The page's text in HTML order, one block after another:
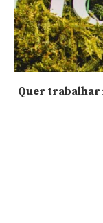
Quer trabalhar